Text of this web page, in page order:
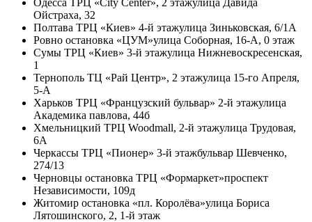
Одесса ТРЦ «City Center», 2 этажулица Давида
Ойстраха, 32
Полтава ТРЦ «Киев» 4-й этажулица Зиньковская, 6/1А
Ровно остановка «ЦУМ»улица Соборная, 16-А, 0 этаж
Сумы ТРЦ «Киев» 3-й этажулица Нижневоскресенская,
1
Тернополь ТЦ «Рай Центр», 2 этажулица 15-го Апреля,
5-А
Харьков ТРЦ «Французский бульвар» 2-й этажулица
Академика павлова, 44б
Хмельницкий ТРЦ Woodmall, 2-й этажулица Трудовая,
6А
Черкассы ТРЦ «Пионер» 3-й этажбульвар Шевченко,
274/13
Черновцы остановка ТРЦ «Формаркет»проспект
Независимости, 109д
Житомир остановка «пл. Королёва»улица Бориса
Лятошинского, 2, 1-й этаж